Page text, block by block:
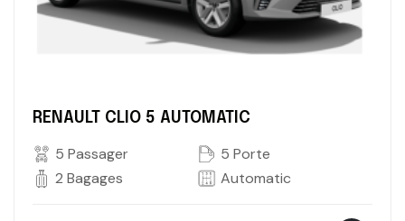
RENAULT CLIO 5 AUTOMATIC
5 Passager
5 Porte
2 Bagages
Automatic